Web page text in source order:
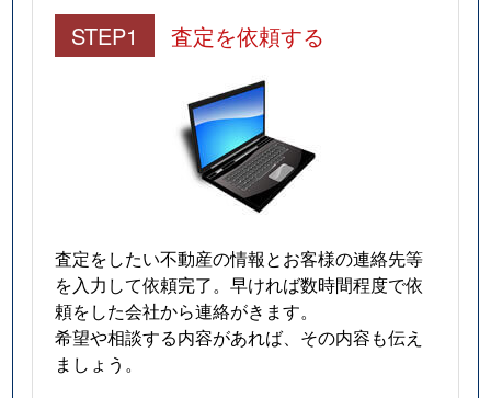
STEP1 査定を依頼する
査定をしたい不動産の情報とお客様の連絡先等
を入力して依頼完了。早ければ数時間程度で依
頼をした会社から連絡がきます。
希望や相談する内容があれば、その内容も伝え
ましょう。